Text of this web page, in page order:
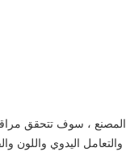
، سوف تتحقق
اليدوي واللون